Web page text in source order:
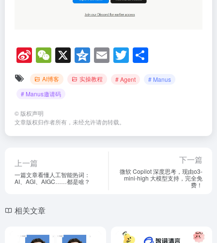
Si
n
a
W
ei
b
W
e
C
h
at
X Q
z
o
e
E
ail
T
tt
AI博客 实操教程 # Agent
# Manus
# Manus邀请码
© 版权声明
文章版权归作者所有，未经允许请勿转载。
上一篇
一篇文章看懂人工智能热词：
AI、AGI、AIGC……都是啥？
下一篇
微软 Copilot 深度思考，现由o3-
mini-high 大模型支持，完全免
费！
相关文章